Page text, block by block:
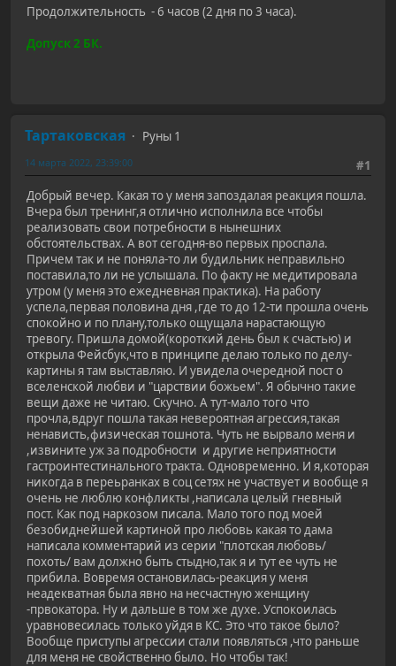
Продолжительность - 6 часов (2 дня по 3 часа).
Допуск 2 БК.
Тартаковская
Руны 1
#1
14 марта 2022, 23:39:00
Добрый вечер. Какая то у меня запоздалая реакция пошла.
Вчера был тренинг,я отлично исполнила все чтобы
реализовать свои потребности в нынешних
обстоятельствах. А вот сегодня-во первых проспала.
Причем так и не поняла-то ли будильник неправильно
поставила,то ли не услышала. По факту не медитировала
утром (у меня это ежедневная практика). На работу
успела,первая половина дня ,где то до 12-ти прошла очень
спокойно и по плану,только ощущала нарастающую
тревогу. Пришла домой(короткий день был к счастью) и
открыла Фейсбук,что в принципе делаю только по делу-
картины я там выставляю. И увидела очередной пост о
вселенской любви и "царствии божьем". Я обычно такие
вещи даже не читаю. Скучно. А тут-мало того что
прочла,вдруг пошла такая невероятная агрессия,такая
ненависть,физическая тошнота. Чуть не вырвало меня и
,извините уж за подробности и другие неприятности
гастроинтестинального тракта. Одновременно. И я,которая
никогда в переьранках в соц сетях не участвует и вообще я
очень не люблю конфликты ,написала целый гневный
пост. Как под наркозом писала. Мало того под моей
безобиднейшей картиной про любовь какая то дама
написала комментарий из серии "плотская любовь/
похоть/ вам должно быть стыдно,так я и тут ее чуть не
прибила. Вовремя остановилась-реакция у меня
неадекватная была явно на несчастную женщину
-првокатора. Ну и дальше в том же духе. Успокоилась
уравновесилась только уйдя в КС. Это что такое было?
Вообще приступы агрессии стали появляться ,что раньше
для меня не свойственно было. Но чтобы так!